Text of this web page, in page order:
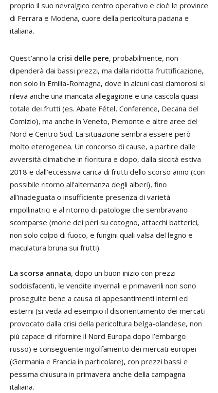
proprio il suo nevralgico centro operativo e cioè le province
di Ferrara e Modena, cuore della pericoltura padana e
italiana.
Quest’anno la crisi delle pere, probabilmente, non
dipenderà dai bassi prezzi, ma dalla ridotta fruttificazione,
non solo in Emilia-Romagna, dove in alcuni casi clamorosi si
rileva anche una mancata allegagione e una cascola quasi
totale dei frutti (es. Abate Fétel, Conference, Decana del
Comizio), ma anche in Veneto, Piemonte e altre aree del
Nord e Centro Sud. La situazione sembra essere però
molto eterogenea. Un concorso di cause, a partire dalle
avversità climatiche in fioritura e dopo, dalla siccità estiva
2018 e dall’eccessiva carica di frutti dello scorso anno (con
possibile ritorno all’alternanza degli alberi), fino
all’inadeguata o insufficiente presenza di varietà
impollinatrici e al ritorno di patologie che sembravano
scomparse (morie dei peri su cotogno, attacchi batterici,
non solo colpo di fuoco, e fungini quali valsa del legno e
maculatura bruna sui frutti).
La scorsa annata, dopo un buon inizio con prezzi
soddisfacenti, le vendite invernali e primaverili non sono
proseguite bene a causa di appesantimenti interni ed
esterni (si veda ad esempio il disorientamento dei mercati
provocato dalla crisi della pericoltura belga-olandese, non
più capace di rifornire il Nord Europa dopo l’embargo
russo) e conseguente ingolfamento dei mercati europei
(Germania e Francia in particolare), con prezzi bassi e
pessima chiusura in primavera anche della campagna
italiana.